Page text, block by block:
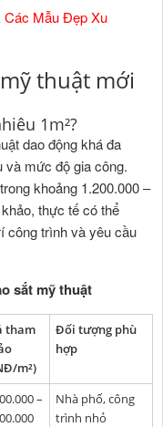
Các Mẫu Đẹp Xu
thuật mới
1m²?
dao động khá đa
và mức độ gia công.
khoảng 1.200.000 –
thực tế có thể
công trình và yêu cầu
sắt mỹ thuật
tham
m²)
Đối tượng phù
hợp
–
Nhà phố, công
trình nhỏ